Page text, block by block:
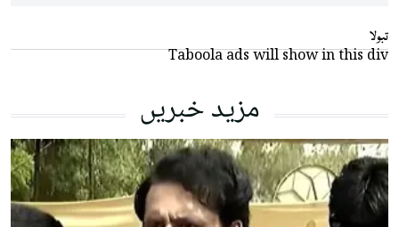
تبولا
Taboola ads will show in this div
مزید خبریں